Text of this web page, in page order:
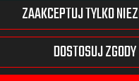
ZAAKCEPTUJ TYLKO
DOSTOSUJ ZGODY